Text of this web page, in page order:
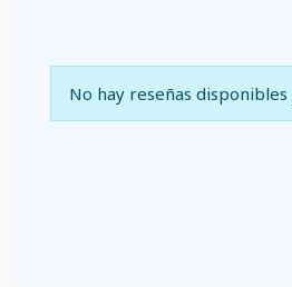
No hay reseñas disponibles